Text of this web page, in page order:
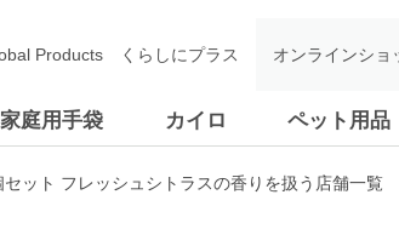
家庭用手袋 カイロ ペット用品
Products くらしにプラス オンラインショ
ット フレッシュシトラスの香りを扱う店舗一覧